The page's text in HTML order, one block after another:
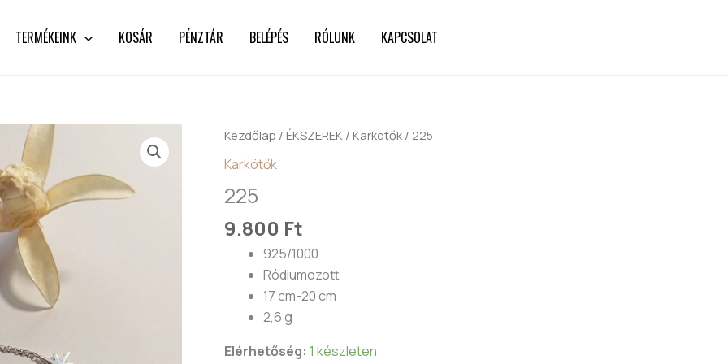
TERMÉKEINK KOSÁR PÉNZTÁR BELÉPÉS RÓLUNK KAPCSOLAT
Kezdőlap / ÉKSZEREK / Karkötők / 225
Karkötők
225
9.800 Ft
925/1000
Ródiumozott
17 cm-20 cm
2,6 g
Elérhetőség: 1 készleten
225
mennyiség